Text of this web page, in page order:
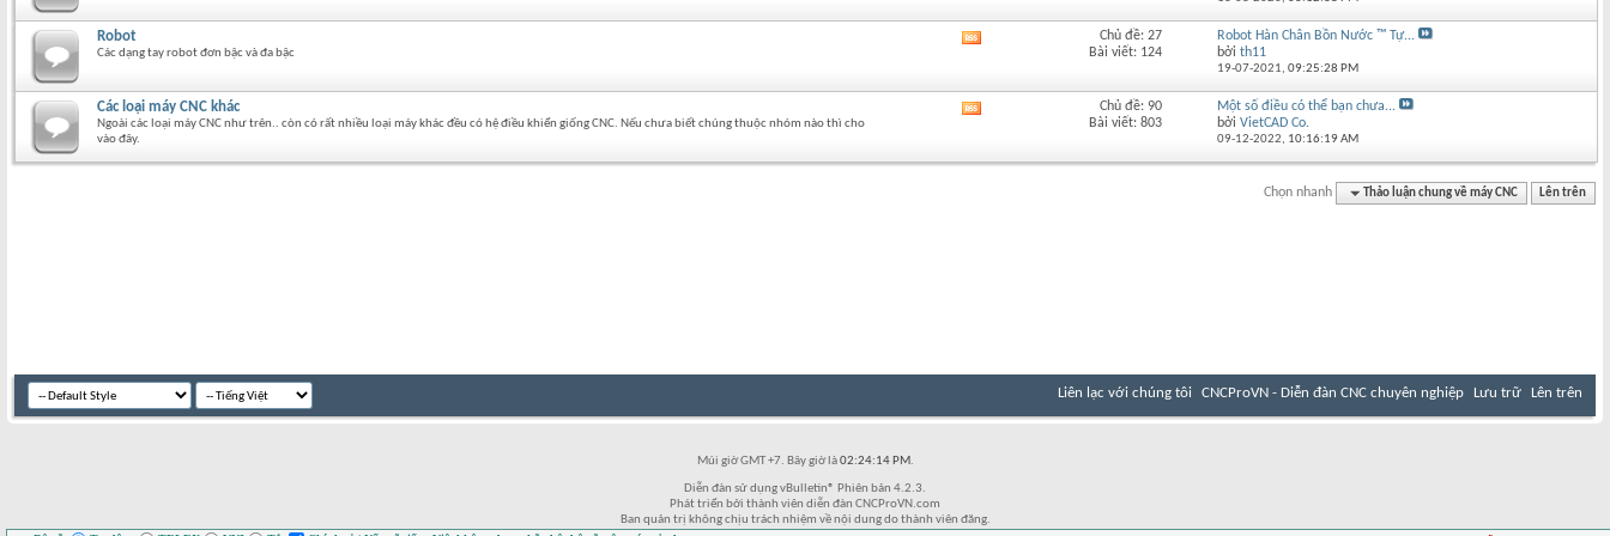
diễn
Robot
Các dạng tay robot đơn bậc và đa bậc
diễn
Chủ đề: 27
Bài viết: 124
Robot Hàn Chân Bồn Nước ™ Tự...
bởith11
19-07-2021,09:25:28 PM
Các loại máy CNC khác
Ngoài các loại máy CNC như trên.. còn có rất nhiều loại máy khác đều có hệ điều khiển giống CNC. Nếu chưa biết chúng thuộc nhóm nào thì cho
vào đây.
diễn
Chủ đề: 90
Bài viết: 803
Một số điều có thể bạn chưa...
bởiVietCAD Co.
09-12-2022, 10:16:19 AM
Chọn nhanh Thảo luận chung về máy CNC Lên trên
Liên lạc với chúng tôi CNCProVN - Diễn đàn CNC chuyên nghiệp Lưu trữ Lên trên
Múi giờ GMT +7. Bây giờ là02:24:14 PM.
Diễn đàn sử dụng vBulletin® Phiên bản 4.2.3.
Phát triển bởi thành viên diễn đàn CNCProVN.com
Ban quản trị không chịu trách nhiệm về nội dung do thành viên đăng.